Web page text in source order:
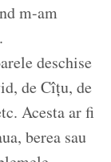
m-am
deschise
de Cîțu, de
Acesta ar fi
berea sau